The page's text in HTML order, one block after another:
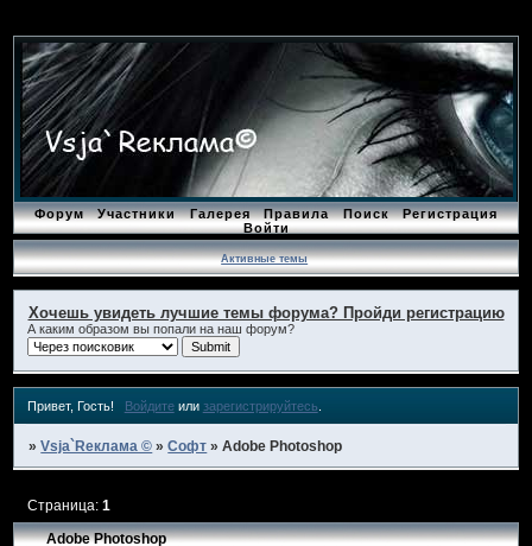
Форум Участники Галерея Правила Поиск
Регистрация
Войти
Активные темы
Хочешь увидеть лучшие темы форума? Пройди регистрацию
А каким образом вы попали на наш форум?
Привет, Гость! Войдитеили зарегистрируйтесь
»Vsja`Rеклама © »Софт »Adobe Photoshop
Adobe Photoshop
Страница:1